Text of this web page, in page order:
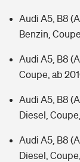
Audi A5, B8
Benzin,
Audi A5, B8
Coupe, ab
Audi A5, B8
Diesel,
Audi A5, B8
Diesel,